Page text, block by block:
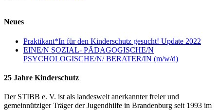
Neues
Praktikant*In für den Kinderschutz gesucht! Update 2022
EINE/N SOZIAL- PÄDAGOGISCHE/N
PSYCHOLOGISCHE/N/ BERATER/IN (m/w/d)
25 Jahre Kinderschutz
Der STIBB e. V. ist als landesweit anerkannter freier und
gemeinnütziger Träger der Jugendhilfe in Brandenburg seit 1993 im